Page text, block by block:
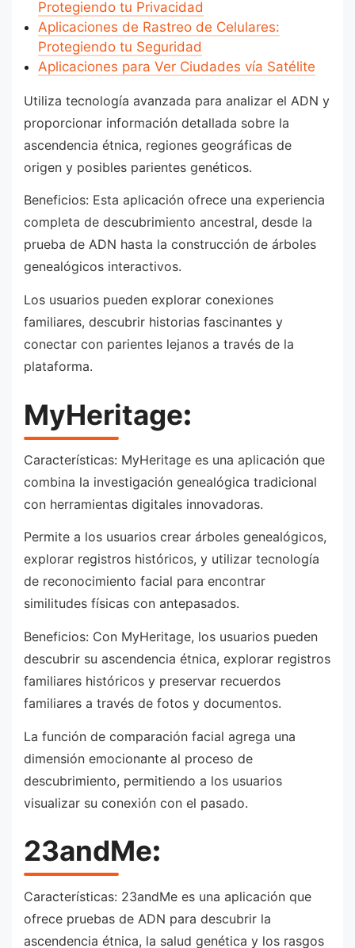
Protegiendo tu Privacidad
Aplicaciones de Rastreo de Celulares:
Protegiendo tu Seguridad
Aplicaciones para Ver Ciudades vía Satélite
Utiliza tecnología avanzada para analizar el ADN y
proporcionar información detallada sobre la
ascendencia étnica, regiones geográficas de
origen y posibles parientes genéticos.
Beneficios: Esta aplicación ofrece una experiencia
completa de descubrimiento ancestral, desde la
prueba de ADN hasta la construcción de árboles
genealógicos interactivos.
Los usuarios pueden explorar conexiones
familiares, descubrir historias fascinantes y
conectar con parientes lejanos a través de la
plataforma.
MyHeritage:
Características: MyHeritage es una aplicación que
combina la investigación genealógica tradicional
con herramientas digitales innovadoras.
Permite a los usuarios crear árboles genealógicos,
explorar registros históricos, y utilizar tecnología
de reconocimiento facial para encontrar
similitudes físicas con antepasados.
Beneficios: Con MyHeritage, los usuarios pueden
descubrir su ascendencia étnica, explorar registros
familiares históricos y preservar recuerdos
familiares a través de fotos y documentos.
La función de comparación facial agrega una
dimensión emocionante al proceso de
descubrimiento, permitiendo a los usuarios
visualizar su conexión con el pasado.
23andMe:
Características: 23andMe es una aplicación que
ofrece pruebas de ADN para descubrir la
ascendencia étnica, la salud genética y los rasgos